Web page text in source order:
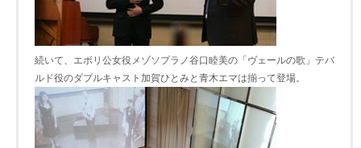
続いて、エボリ公女役メゾソプラノ谷口睦美の「ヴェールの歌」テバ
ルド役のダブルキャスト加賀ひとみと青木エマは揃って登場。